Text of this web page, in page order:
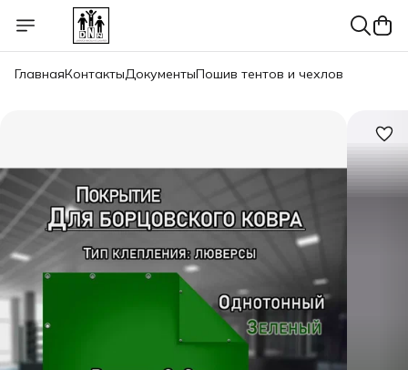
ГлавнаяКонтактыДокументыПошив тентов и чехлов